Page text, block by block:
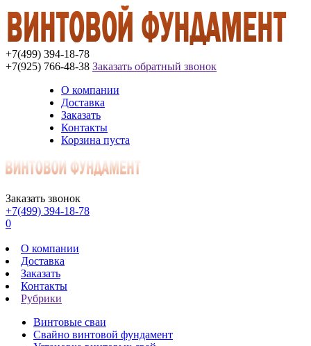
+7(499) 394-18-78
+7(925) 766-48-38 Заказать обратный звонок
О компании
Доставка
Заказать
Контакты
Корзина пуста
Заказать звонок
+7(499) 394-18-78
0
О компании
Доставка
Заказать
Контакты
Рубрики
Винтовые сваи
Свайно винтовой фундамент